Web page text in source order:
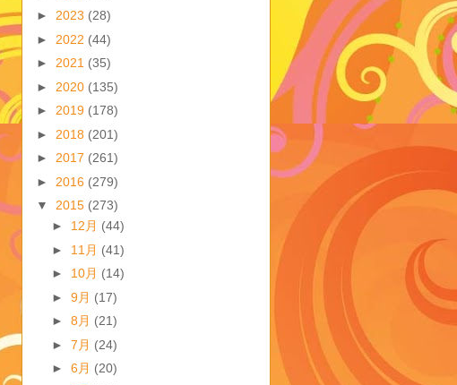
► 2023 (28)
► 2022 (44)
► 2021 (35)
► 2020 (135)
► 2019 (178)
► 2018 (201)
► 2017 (261)
► 2016 (279)
▼ 2015 (273)
► 12月 (44)
► 11月 (41)
► 10月 (14)
► 9月 (17)
► 8月 (21)
► 7月 (24)
► 6月 (20)